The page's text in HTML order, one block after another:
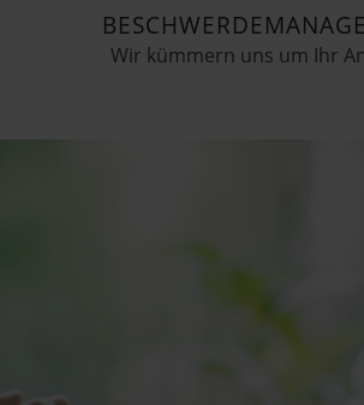
Wir kümmern uns um Ihr